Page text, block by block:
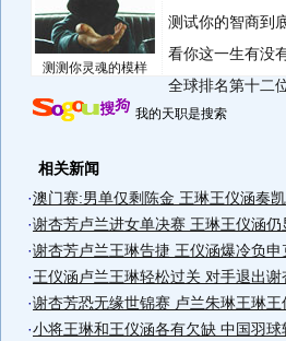
测测你灵魂的模样
测试你的智商到
看你这一生有没
全球排名第十二
我的天职是搜索
相关新闻
·澳门赛:男单仅剩陈金 王琳王仪涵奏
·谢杏芳卢兰进女单决赛 王琳王仪涵仍
·谢杏芳卢兰王琳告捷 王仪涵爆冷负申
·王仪涵卢兰王琳轻松过关 对手退出谢
·谢杏芳恐无缘世锦赛 卢兰朱琳王琳王
·小将王琳和王仪涵各有欠缺 中国羽球